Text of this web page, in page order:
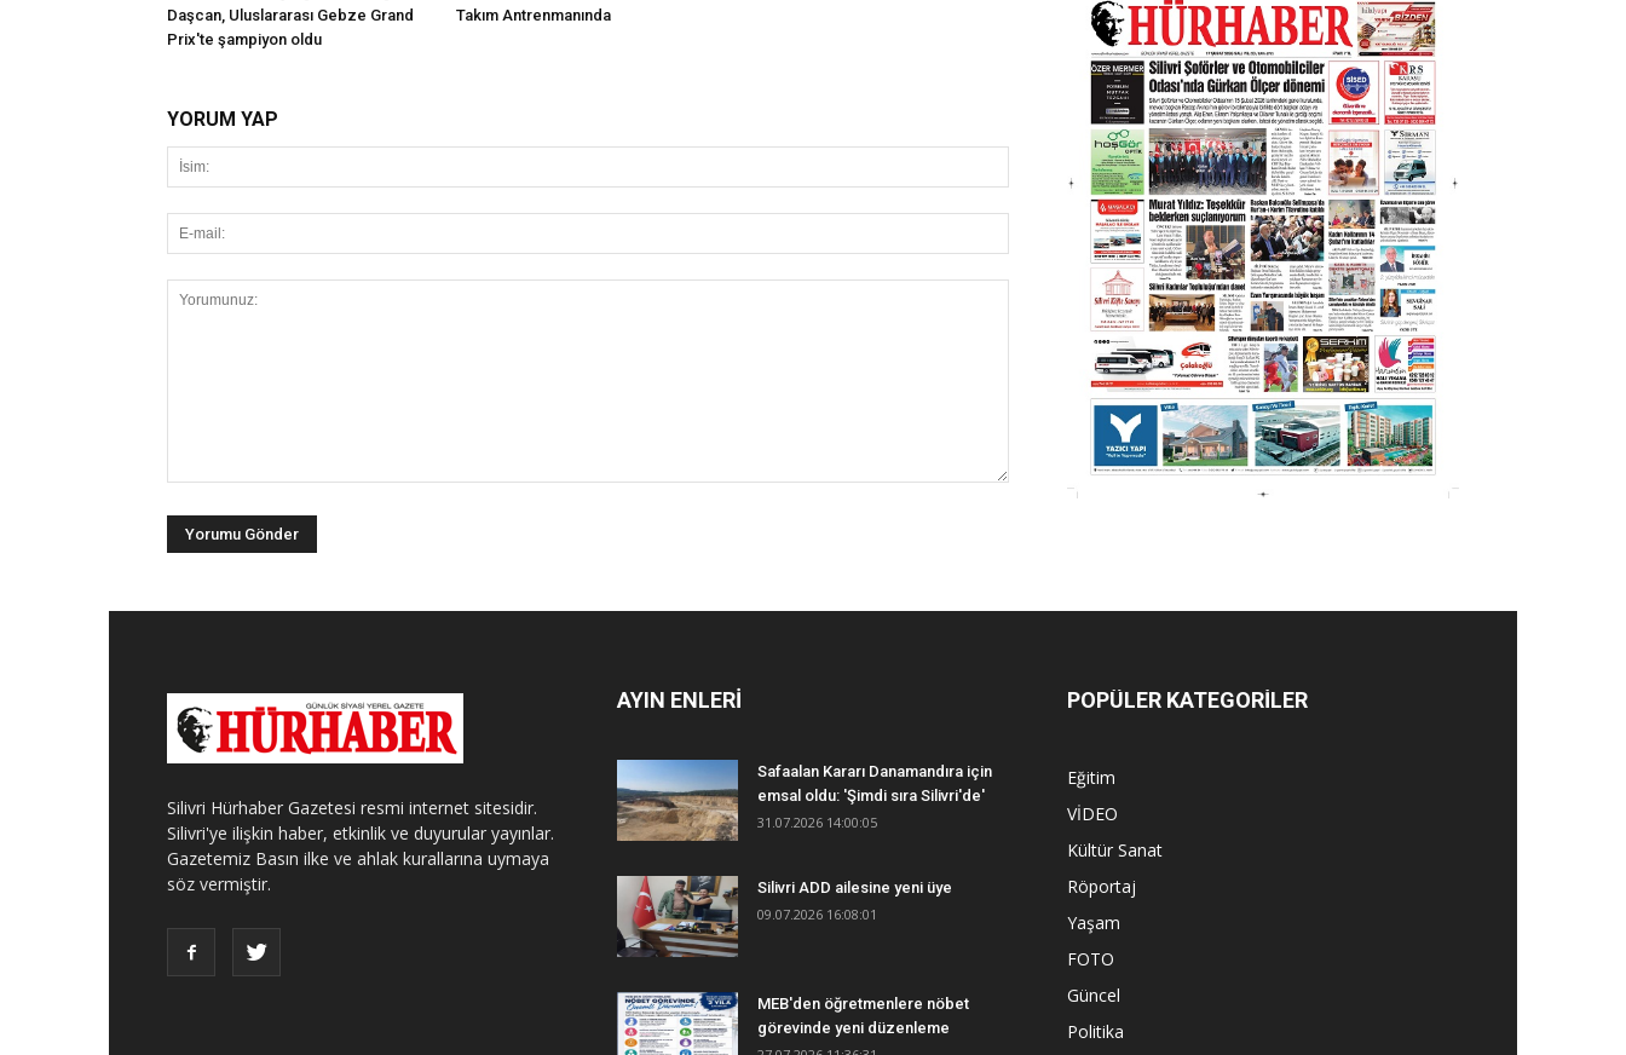
Daşcan, Uluslararası Gebze Grand
Prix'te şampiyon oldu
Takım Antrenmanında
YORUM YAP
Silivri Hürhaber Gazetesi resmi internet sitesidir.
Silivri'ye ilişkin haber, etkinlik ve duyurular yayınlar.
Gazetemiz Basın ilke ve ahlak kurallarına uymaya
söz vermiştir.
AYIN ENLERİ
Safaalan Kararı Danamandıra için
emsal oldu: 'Şimdi sıra Silivri'de'
31.07.2026 14:00:05
Silivri ADD ailesine yeni üye
09.07.2026 16:08:01
MEB'den öğretmenlere nöbet
görevinde yeni düzenleme
POPÜLER KATEGORİLER
Eğitim
VİDEO
Kültür Sanat
Röportaj
Yaşam
FOTO
Güncel
Politika